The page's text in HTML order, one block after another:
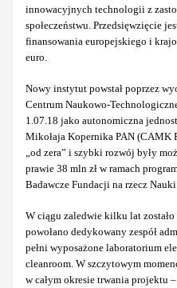
innowacyjnych technologii z
społeczeństwu. Przedsięwzięcie
finansowania europejskiego i
euro.
Nowy instytut powstał poprzez
Centrum Naukowo-
1.07.18 jako autonomiczna
Mikołaja Kopernika PAN (CAMK
„od zera” i szybki rozwój były
prawie 38 mln zł w ramach
Badawcze Fundacji na rzecz
W ciągu zaledwie kilku lat
powołano dedykowany zespół
pełni wyposażone laboratorium
cleanroom. W szczytowym
w całym okresie trwania projektu